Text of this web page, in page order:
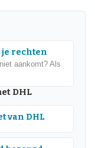
je rechten
aankomt? Als
DHL
van DHL